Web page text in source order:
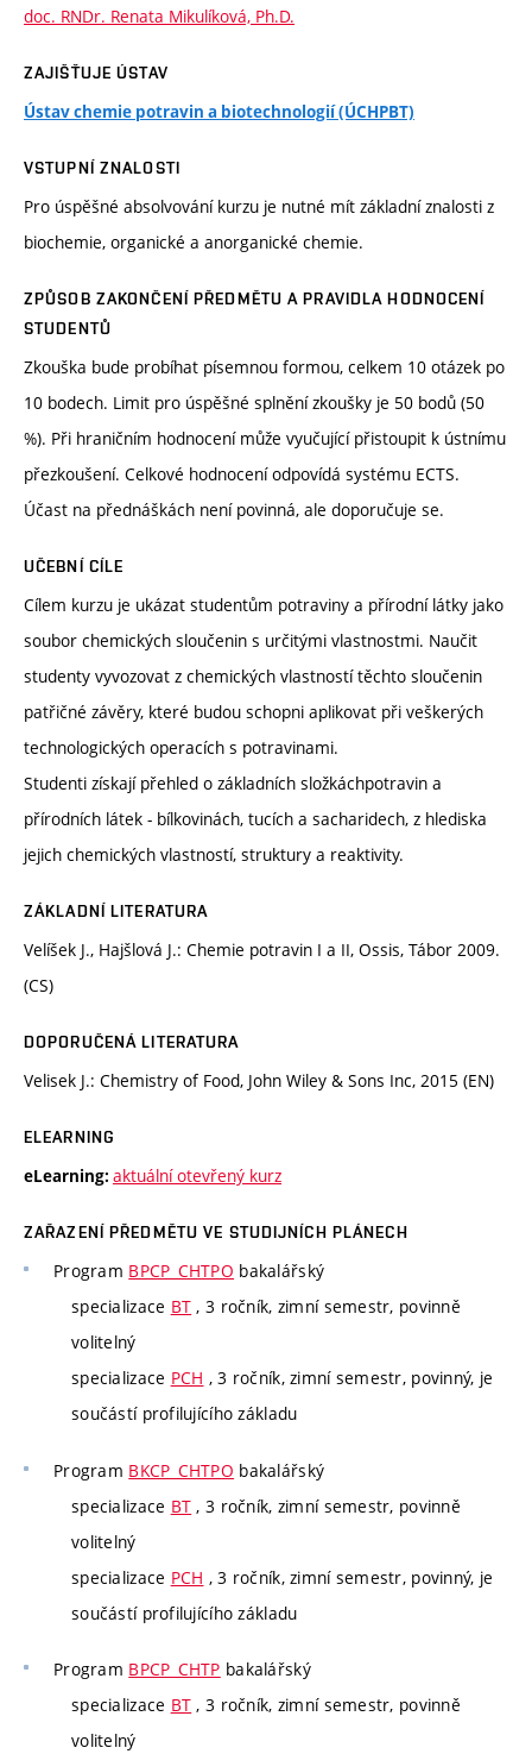
doc. RNDr. Renata Mikulíková, Ph.D.
ZAJIŠŤUJE ÚSTAV
Ústav chemie potravin a biotechnologií (ÚCHPBT)
VSTUPNÍ ZNALOSTI
Pro úspěšné absolvování kurzu je nutné mít základní znalosti z
biochemie, organické a anorganické chemie.
ZPŮSOB ZAKONČENÍ PŘEDMĚTU A PRAVIDLA HODNOCENÍ
STUDENTŮ
Zkouška bude probíhat písemnou formou, celkem 10 otázek po
10 bodech. Limit pro úspěšné splnění zkoušky je 50 bodů (50
%). Při hraničním hodnocení může vyučující přistoupit k ústnímu
přezkoušení. Celkové hodnocení odpovídá systému ECTS.
Účast na přednáškách není povinná, ale doporučuje se.
UČEBNÍ CÍLE
Cílem kurzu je ukázat studentům potraviny a přírodní látky jako
soubor chemických sloučenin s určitými vlastnostmi. Naučit
studenty vyvozovat z chemických vlastností těchto sloučenin
patřičné závěry, které budou schopni aplikovat při veškerých
technologických operacích s potravinami.
Studenti získají přehled o základních složkáchpotravin a
přírodních látek - bílkovinách, tucích a sacharidech, z hlediska
jejich chemických vlastností, struktury a reaktivity.
ZÁKLADNÍ LITERATURA
Velíšek J., Hajšlová J.: Chemie potravin I a II, Ossis, Tábor 2009.
(CS)
DOPORUČENÁ LITERATURA
Velisek J.: Chemistry of Food, John Wiley & Sons Inc, 2015 (EN)
ELEARNING
eLearning: aktuální otevřený kurz
ZAŘAZENÍ PŘEDMĚTU VE STUDIJNÍCH PLÁNECH
Program BPCP_CHTPO bakalářský
specializace BT , 3 ročník, zimní semestr, povinně
volitelný
specializace PCH , 3 ročník, zimní semestr, povinný, je
součástí profilujícího základu
Program BKCP_CHTPO bakalářský
specializace BT , 3 ročník, zimní semestr, povinně
volitelný
specializace PCH , 3 ročník, zimní semestr, povinný, je
součástí profilujícího základu
Program BPCP_CHTP bakalářský
specializace BT , 3 ročník, zimní semestr, povinně
volitelný